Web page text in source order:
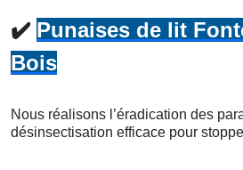
✔️ Punaises de lit
Bois
Nous réalisons l’éradication des
désinsectisation efficace pour